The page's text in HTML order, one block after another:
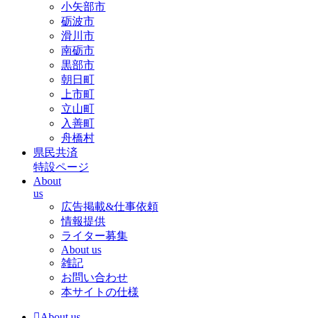
小矢部市
砺波市
滑川市
南砺市
黒部市
朝日町
上市町
立山町
入善町
舟橋村
県民共済
特設ページ
About
us
広告掲載&仕事依頼
情報提供
ライター募集
About us
雑記
お問い合わせ
本サイトの仕様